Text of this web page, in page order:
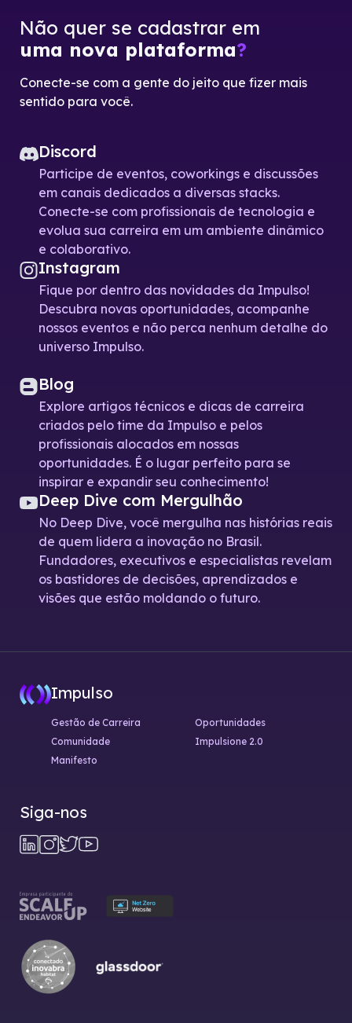
Não quer se cadastrar em
uma nova plataforma?
Conecte-se com a gente do jeito que fizer mais
sentido para você.
Discord
Participe de eventos, coworkings e discussões
em canais dedicados a diversas stacks.
Conecte-se com profissionais de tecnologia e
evolua sua carreira em um ambiente dinâmico
e colaborativo.
Instagram
Fique por dentro das novidades da Impulso!
Descubra novas oportunidades, acompanhe
nossos eventos e não perca nenhum detalhe do
universo Impulso.
Blog
Explore artigos técnicos e dicas de carreira
criados pelo time da Impulso e pelos
profissionais alocados em nossas
oportunidades. É o lugar perfeito para se
inspirar e expandir seu conhecimento!
Deep Dive com Mergulhão
No Deep Dive, você mergulha nas histórias reais
de quem lidera a inovação no Brasil.
Fundadores, executivos e especialistas revelam
os bastidores de decisões, aprendizados e
visões que estão moldando o futuro.
Impulso
Gestão de Carreira
Oportunidades
Comunidade
Impulsione 2.0
Manifesto
Siga-nos